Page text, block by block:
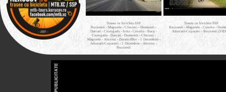
Traseu cu bicicleta SSP
Bucuresti - Magurele - Clinceni - Domnesti -
Darvari - Ciorogarla - Joita - Cosoba - Bacu -
Ciorogarla - Darvari - Domnesti - Clinceni -
Magurele - Alunisu - Darasti-Ilfov - 1 Decembrie -
Adunatii-Copaceni - 1 Decembrie - Alunisu -
Bucuresti
Traseu cu bicicleta SSP
Bucuresti - Magurele - Cosoba -
Adunatii-Copaceni - Bucuresti